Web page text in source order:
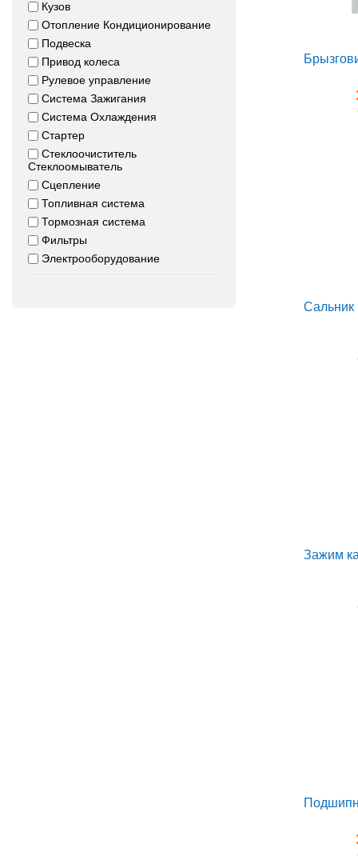
Кузов
Отопление Кондиционирование
Подвеска
Привод колеса
Рулевое управление
Система Зажигания
Система Охлаждения
Стартер
Стеклоочиститель
Стеклоомыватель
Сцепление
Топливная система
Тормозная система
Фильтры
Электрооборудование